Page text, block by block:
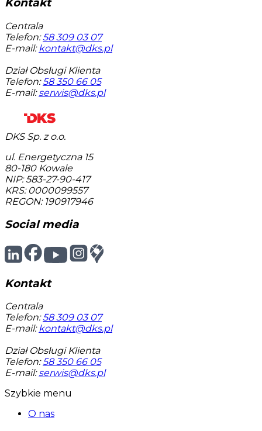
Centrala
Telefon: 58 309 03 07
E-mail: kontakt@dks.pl
Dział Obsługi Klienta
Telefon: 58 350 66 05
E-mail: serwis@dks.pl
DKS Sp. z o.o.
ul. Energetyczna 15
80-180 Kowale
NIP: 583-27-90-417
KRS: 0000099557
REGON: 190917946
Social media
Kontakt
Centrala
Telefon: 58 309 03 07
E-mail: kontakt@dks.pl
Dział Obsługi Klienta
Telefon: 58 350 66 05
E-mail: serwis@dks.pl
Szybkie menu
O nas